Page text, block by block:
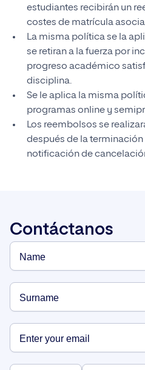
estudiantes recibirán un
costes de matrícula
La misma política se la
se retiran a la fuerza por
progreso académico
disciplina.
Se le aplica la misma
programas online y
Los reembolsos se
después de la
notificación de
Contáctanos